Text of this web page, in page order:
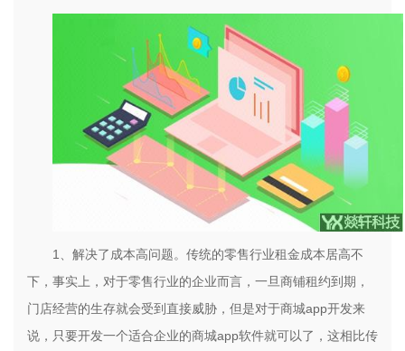
1、解决了成本高问题。传统的零售行业租金成本居高不
下，事实上，对于零售行业的企业而言，一旦商铺租约到期，
门店经营的生存就会受到直接威胁，但是对于商城app开发来
说，只要开发一个适合企业的商城app软件就可以了，这相比传